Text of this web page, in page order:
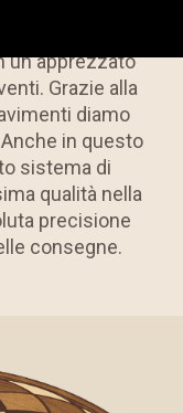
un apprezzato
Grazie alla
diamo
in questo
sistema di
qualità nella
precisione
consegne.